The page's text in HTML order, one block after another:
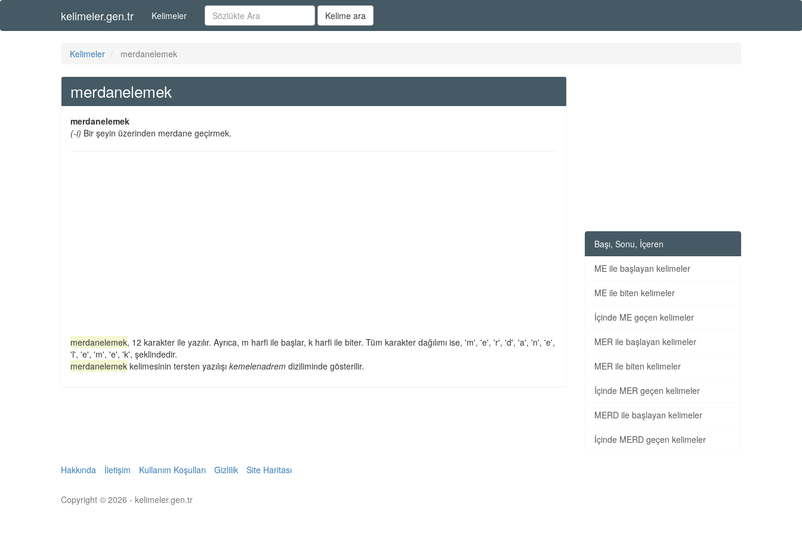
kelimeler.gen.tr Kelimeler Kelime ara
Kelimeler merdanelemek
merdanelemek
merdanelemek
(-i) Bir şeyin üzerinden merdane geçirmek.
merdanelemek, 12 karakter ile yazılır. Ayrıca, m harfi ile başlar, k harfi ile biter. Tüm karakter dağılımı ise, 'm', 'e', 'r', 'd', 'a', 'n', 'e',
'l', 'e', 'm', 'e', 'k', şeklindedir.
merdanelemek kelimesinin tersten yazılışı kemelenadrem diziliminde gösterilir.
Başı, Sonu, İçeren
ME ile başlayan kelimeler
ME ile biten kelimeler
İçinde ME geçen kelimeler
MER ile başlayan kelimeler
MER ile biten kelimeler
İçinde MER geçen kelimeler
MERD ile başlayan kelimeler
İçinde MERD geçen kelimeler
Hakkında İletişim Kullanım Koşulları Gizlilik Site Haritası
Copyright © 2026 - kelimeler.gen.tr